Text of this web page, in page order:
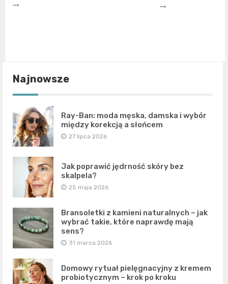
Najnowsze
Ray-Ban: moda męska, damska i wybór
między korekcją a słońcem
27 lipca 2026
Jak poprawić jędrność skóry bez
skalpela?
25 maja 2026
Bransoletki z kamieni naturalnych – jak
wybrać takie, które naprawdę mają
sens?
31 marca 2026
Domowy rytuał pielęgnacyjny z kremem
probiotycznym – krok po kroku